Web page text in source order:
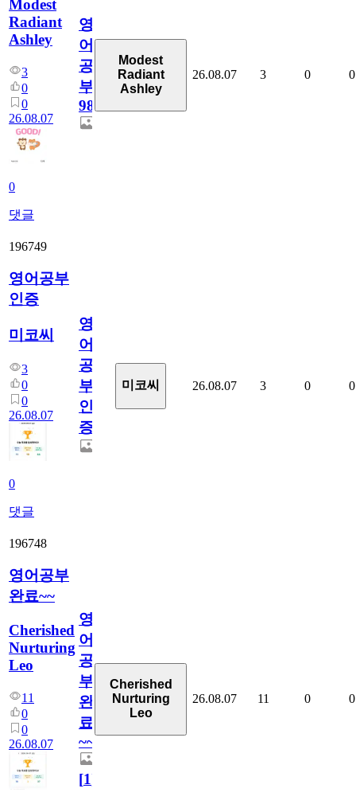
Modest
Radiant
Ashley
3
0
0
26.08.07
0
댓글
영
어
공
부
98
Modest
Radiant
Ashley
26.08.07 3 0 0
196749
영어공부
인증
미코씨
3
0
0
26.08.07
0
댓글
영
어
공
부
인
증
미코씨 26.08.07 3 0 0
196748
영어공부
완료~~
Cherished
Nurturing
Leo
11
0
0
26.08.07
영
어
공
부
완
료
~~
[1]
Cherished
Nurturing
Leo
26.08.07 11 0 0